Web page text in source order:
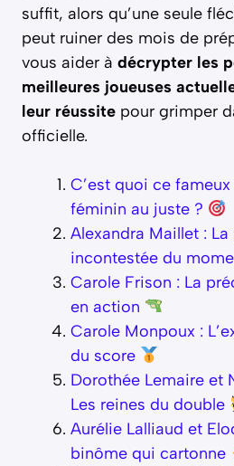
suffit, alors qu’une seule
peut ruiner des mois de
vous aider à décrypter les
meilleures joueuses
leur réussite pour grimper
officielle.
C’est quoi ce
féminin au juste ?
Alexandra Maillet :
incontestée du
Carole Frison : La
en action
Carole Monpoux :
du score
Dorothée Lemaire et
Les reines du double
Aurélie Lalliaud et
binôme qui cartonne